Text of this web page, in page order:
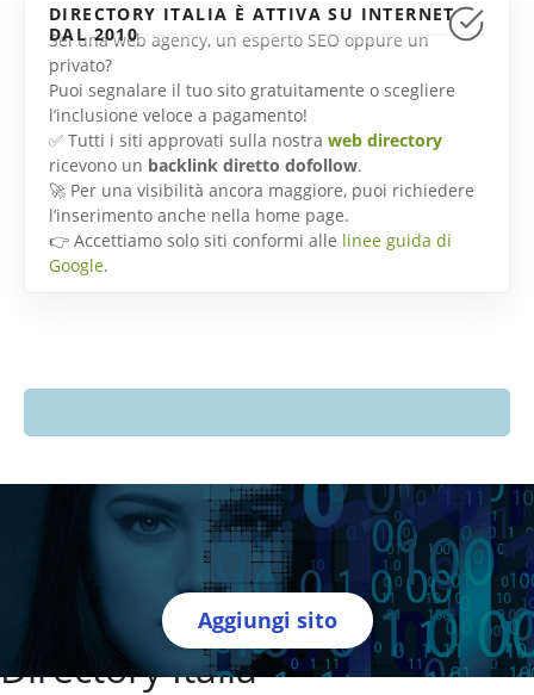
DIRECTORY ITALIA È ATTIVA SU INTERNET
DAL 2010
Sei una web agency, un esperto SEO oppure un
privato?
Puoi segnalare il tuo sito gratuitamente o scegliere
l’inclusione veloce a pagamento!
✅ Tutti i siti approvati sulla nostra web directory
ricevono un backlink diretto dofollow.
🚀 Per una visibilità ancora maggiore, puoi richiedere
l’inserimento anche nella home page.
👉 Accettiamo solo siti conformi alle linee guida di
Google.
Aggiungi sito
Directory Italia